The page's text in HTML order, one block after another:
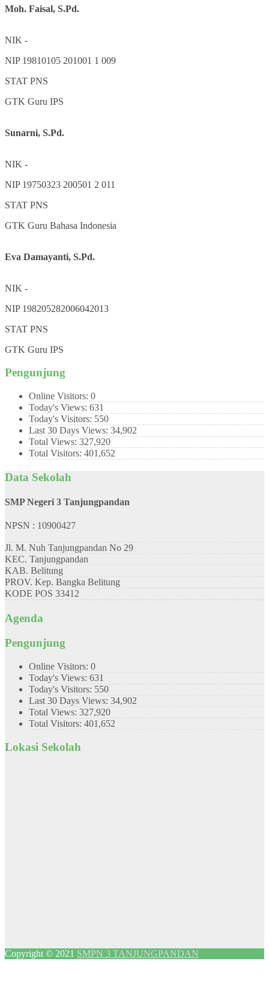
Moh. Faisal, S.Pd.
NIK -
NIP 19810105 201001 1 009
STAT PNS
GTK Guru IPS
Sunarni, S.Pd.
NIK -
NIP 19750323 200501 2 011
STAT PNS
GTK Guru Bahasa Indonesia
Eva Damayanti, S.Pd.
NIK -
NIP 198205282006042013
STAT PNS
GTK Guru IPS
Pengunjung
Online Visitors: 0
Today's Views: 631
Today's Visitors: 550
Last 30 Days Views: 34,902
Total Views: 327,920
Total Visitors: 401,652
Data Sekolah
SMP Negeri 3 Tanjungpandan
NPSN : 10900427
Jl. M. Nuh Tanjungpandan No 29
KEC. Tanjungpandan
KAB. Belitung
PROV. Kep. Bangka Belitung
KODE POS 33412
Agenda
Pengunjung
Online Visitors: 0
Today's Views: 631
Today's Visitors: 550
Last 30 Days Views: 34,902
Total Views: 327,920
Total Visitors: 401,652
Lokasi Sekolah
Copyright © 2021 SMPN 3 TANJUNGPANDAN